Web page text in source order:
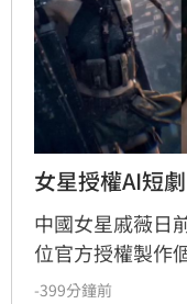
女星授權AI短
中國女星戚薇日
位官方授權製作
由戚薇AI分身演
-399分鐘前